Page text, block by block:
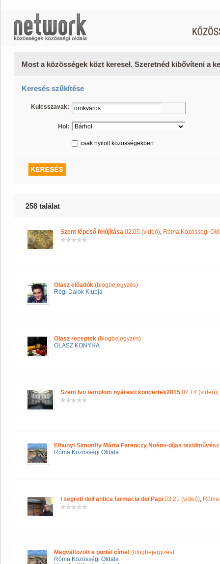
Most a közösségek közt keresel. Szeretnéd kibővíteni a
Keresés szűkítése
Kulcsszavak:
Hol:
csak nyitott közösségekben
258 találat
Szent lépcső felújítása 02:05 (videó), Róma Közösségi
Olasz előadók (blogbejegyzés)
Régi Dalok Klubja
Olasz receptek (blogbejegyzés)
OLASZ KONYHA
Szent Ivo templom nyáresti koncertek2015 02:14 (videó),
Elhunyt Simonffy Márta Ferenczy Noémi-díjas textilművész
Róma Közösségi Oldala
I segreti dell'antica farmacia dei Papi 03:21 (videó),
Megváltozott a portál címe! (blogbejegyzés)
Róma Közösségi Oldala